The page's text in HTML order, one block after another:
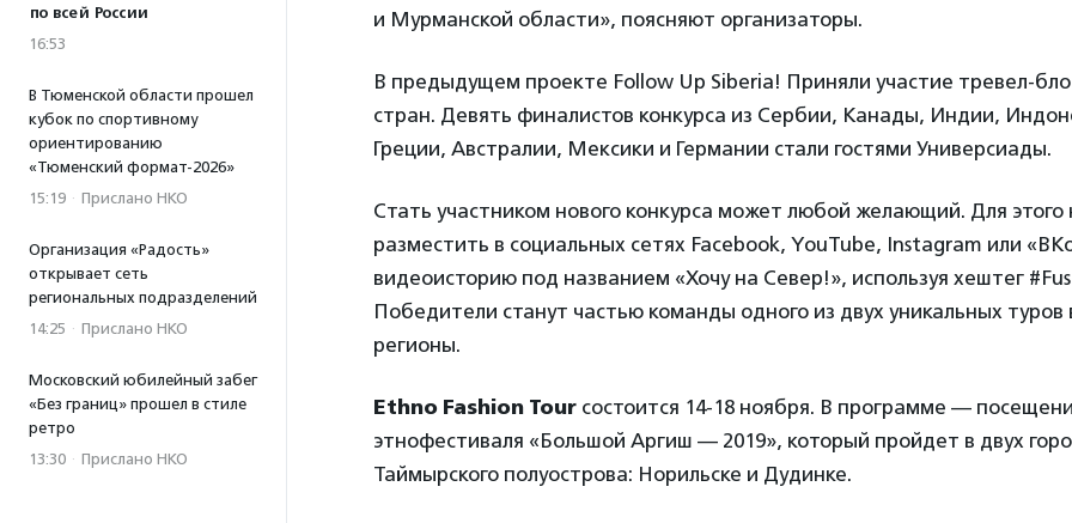
по всей России
16:53
В Тюменской области прошел
кубок по спортивному
ориентированию
«Тюменский формат-2026»
15:19 · Прислано НКО
Организация «Радость»
открывает сеть
региональных подразделений
14:25 · Прислано НКО
Московский юбилейный забег
«Без границ» прошел в стиле
ретро
13:30 · Прислано НКО
и Мурманской области», поясняют организаторы.
В предыдущем проекте Follow Up Siberia! Приняли участие тревел-
стран. Девять финалистов конкурса из Сербии, Канады, Индии,
Греции, Австралии, Мексики и Германии стали гостями Универсиады.
Стать участником нового конкурса может любой желающий. Для этого
разместить в социальных сетях Facebook, YouTube, Instagram или
видеоисторию под названием «Хочу на Север!», используя хештег
Победители станут частью команды одного из двух уникальных туров
регионы.
Ethno Fashion Tour состоится 14-18 ноября. В программе —
этнофестиваля «Большой Аргиш — 2019», который пройдет в двух
Таймырского полуострова: Норильске и Дудинке.